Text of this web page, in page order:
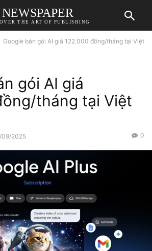
NEWSPAPER
THE ART OF PUBLISHING
Google bán gói AI giá 122.000 đồng/tháng tại Việt
gói AI giá
tháng tại Việt
09/2025 0